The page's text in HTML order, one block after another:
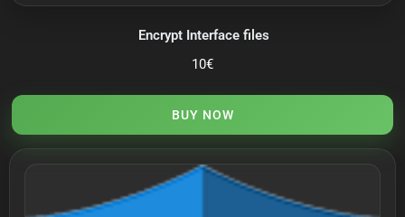
Encrypt Interface files
10€
BUY NOW